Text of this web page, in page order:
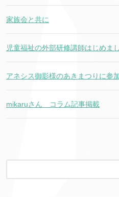
家族会と共に
児童福祉の外部研修講師はじめま
アネシス御影様のあきまつりに参
mikaruさん コラム記事掲載